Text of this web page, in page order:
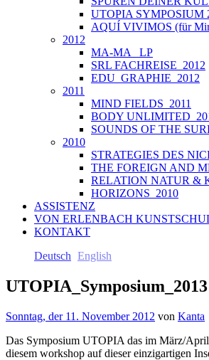
UTOPIA SYMPOSIUM
AQUÍ VIVIMOS (für
2012
MA-MA _LP
SRL FACHREISE_2012
EDU_GRAPHIE_2012
2011
MIND FIELDS_2011
BODY
SOUNDS OF THE
2010
STRATEGIES DES
THE FOREIGN AND
RELATION NATUR &
HORIZONS_2010
ASSISTENZ
VON ERLENBACH
KONTAKT
Deutsch English
Sonntag, der 11. November 2012 von Kanta
Das Symposium UTOPIA das im März/
diesem workshop auf dieser einzigartigen